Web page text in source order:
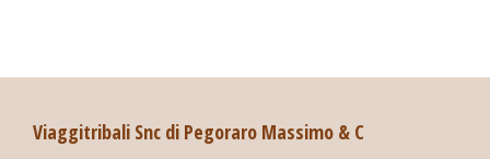
Viaggitribali Snc di Pegoraro Massimo & C